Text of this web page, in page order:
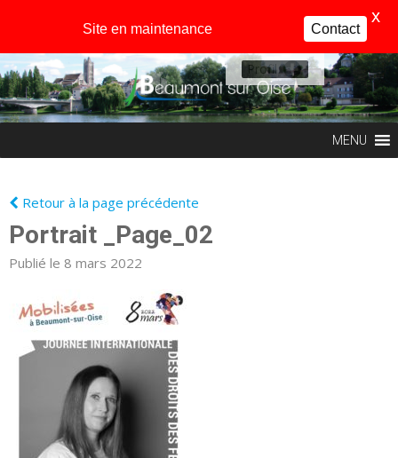
Profil
MENU
Retour à la page précédente
Portrait _Page_02
Publié le 8 mars 2022
Site en maintenance Contact
X